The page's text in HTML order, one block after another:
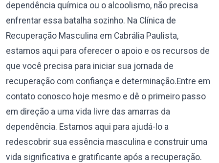
dependência química ou o alcoolismo, não precisa
enfrentar essa batalha sozinho. Na Clínica de
Recuperação Masculina em Cabrália Paulista,
estamos aqui para oferecer o apoio e os recursos de
que você precisa para iniciar sua jornada de
recuperação com confiança e determinação.Entre em
contato conosco hoje mesmo e dê o primeiro passo
em direção a uma vida livre das amarras da
dependência. Estamos aqui para ajudá-lo a
redescobrir sua essência masculina e construir uma
vida significativa e gratificante após a recuperação.